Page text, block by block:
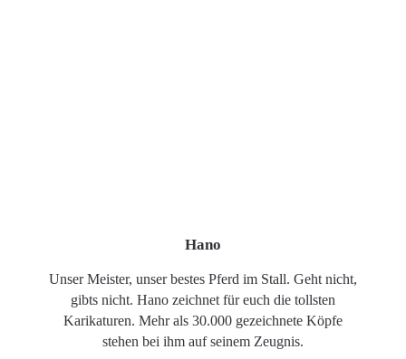
Hano
Unser Meister, unser bestes Pferd im Stall. Geht nicht,
gibts nicht. Hano zeichnet für euch die tollsten
Karikaturen. Mehr als 30.000 gezeichnete Köpfe
stehen bei ihm auf seinem Zeugnis.